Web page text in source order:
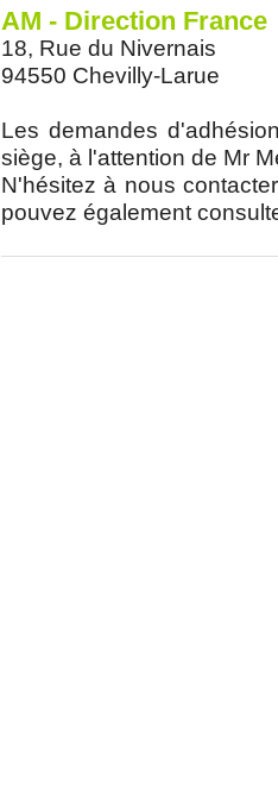
AM - Direction France
18, Rue du Nivernais
94550 Chevilly-Larue
Les demandes
siège, à l'attention de Mr
N'hésitez à nous
pouvez également